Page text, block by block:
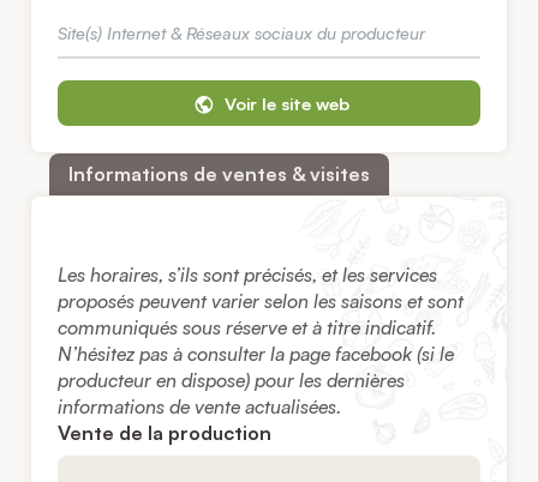
Site(s) Internet & Réseaux sociaux du producteur
Voir le site web
Informations de ventes & visites
Les horaires, s’ils sont précisés, et les services
proposés peuvent varier selon les saisons et sont
communiqués sous réserve et à titre indicatif.
N’hésitez pas à consulter la page facebook (si le
producteur en dispose) pour les dernières
informations de vente actualisées.
Vente de la production